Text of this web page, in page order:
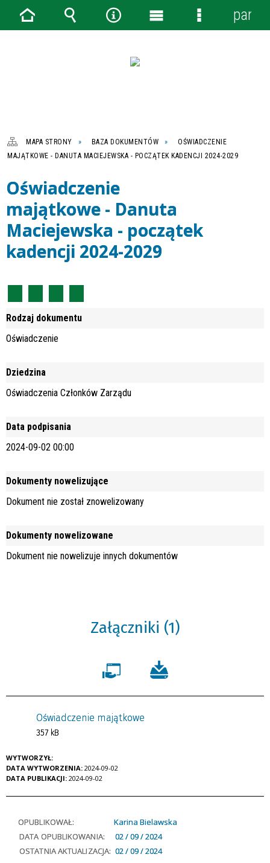
MAPA STRONY BAZA DOKUMENTÓW
OŚWIADCZENIE
MAJĄTKOWE - DANUTA MACIEJEWSKA - POCZĄTEK KADENCJI 2024-2029
Oświadczenie
majątkowe - Danuta
Maciejewska - początek
kadencji 2024-2029
Rodzaj dokumentu
Oświadczenie
Dziedzina
Oświadczenia Członków Zarządu
Data podpisania
2024-09-02 00:00
Dokumenty nowelizujące
Dokument nie został znowelizowany
Dokumenty nowelizowane
Dokument nie nowelizuje innych dokumentów
Załączniki (1)
Oświadczenie majątkowe
357 kB
WYTWORZYŁ:
DATA WYTWORZENIA: 2024-09-02
DATA PUBLIKACJI: 2024-09-02
OPUBLIKOWAŁ:
Karina Bielawska
DATA OPUBLIKOWANIA:
02 / 09 / 2024
OSTATNIA AKTUALIZACJA: 02 / 09 / 2024
Strona Wyszukiwarka
NarzędziaMenu
Menu
panel